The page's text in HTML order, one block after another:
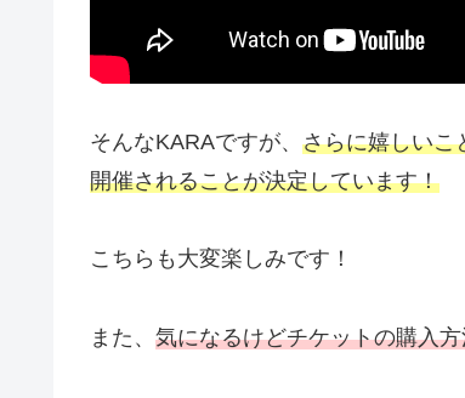
そんなKARAですが、 さらに嬉しいこ
開催されることが決定しています！
こちらも大変楽しみです！
また、 気になるけどチケットの購入